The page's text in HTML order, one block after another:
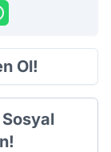
Ol!